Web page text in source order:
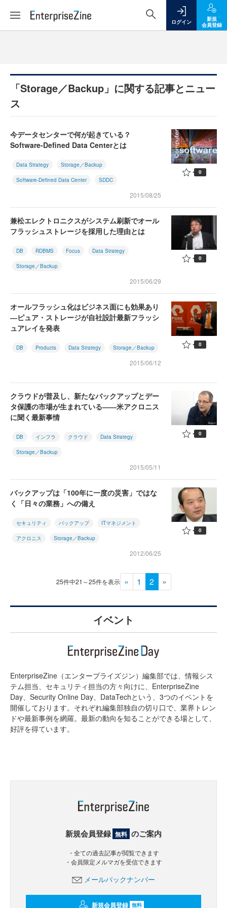
ログイン
新規
会員登録
「Storage／Backup」に関する記事とニュー
ス
今データセンターで何が起きている？
Software-Defined Data Centerとは
Data Strategy Storage／Backup
Software-Defined Data Center SDDC
2015/08/25
0
兼松エレクトロニクスがシステム刷新でオール
フラッシュストレージを採用した理由とは
DB RDBMS Focus Data Strategy
Storage／Backup
2015/06/29
0
オールフラッシュ化はビジネス面にも効果あり
―ピュア・ストレージが自社設計最新フラッシ
ュアレイを発表
DB Products Data Strategy Storage／Backup
2015/06/12
0
クラウドが普及し、新たなバックアップとデー
タ保護の市場が生まれている――米アクロニス
に聞く最新事情
DB インフラ クラウド Data Strategy
Storage／Backup
2015/05/11
0
バックアップは「100年に一度の災害」ではな
く「日々の業務」への備え
セキュリティ バックアップ ITマネジメント
アクロニス Storage／Backup
2012/06/25
0
25件中21～25件を表示 « 1 2 »
イベント
EnterpriseZine（エンタープライズジン）編集部では、情報シス
テム担当、セキュリティ担当の方々向けに、EnterpriseZine
Day、Security Online Day、DataTechという、3つのイベントを
開催しております。それぞれ編集部独自の切り口で、業界トレン
ドや最新事例を網羅。最新の動向を知ることができる場として、
好評を得ています。
新規会員登録 無料 のご案内
・全ての過去記事が閲覧できます
・会員限定メルマガを受信できます
メールバックナンバー
新規会員登録 無料